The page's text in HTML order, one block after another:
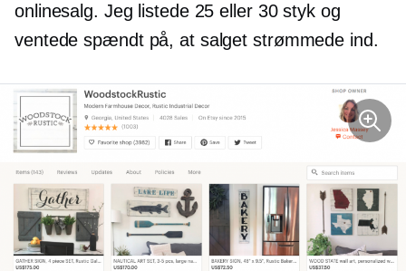
onlinesalg. Jeg listede 25 eller 30 styk og
ventede spændt på, at salget strømmede ind.